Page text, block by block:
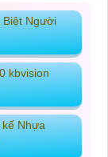
Biệt Người
kbvision
kế Nhựa